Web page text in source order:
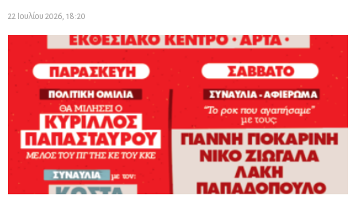
22 Ιουλίου 2026, 18:20